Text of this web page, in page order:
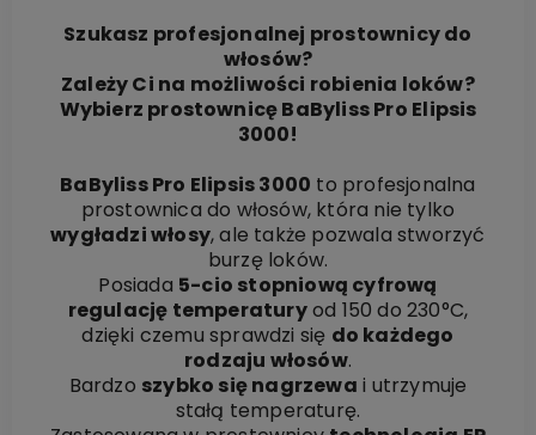
Szukasz profesjonalnej prostownicy do
włosów?
Zależy Ci na możliwości robienia loków?
Wybierz prostownicę BaByliss Pro Elipsis
3000!
BaByliss Pro Elipsis 3000 to profesjonalna
prostownica do włosów, która nie tylko
wygładzi włosy, ale także pozwala stworzyć
burzę loków.
Posiada 5-cio stopniową cyfrową
regulację temperaturyod 150 do 230°C,
dzięki czemu sprawdzi się do każdego
rodzaju włosów.
Bardzo szybko się nagrzewa i utrzymuje
stałą temperaturę.